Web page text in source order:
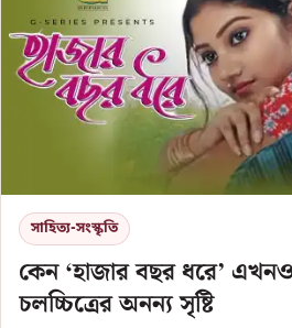
সাহিত্য-সংস্কৃতি
কেন ‘হাজার বছর ধরে’
চলচ্চিত্রের অনন্য সৃষ্টি